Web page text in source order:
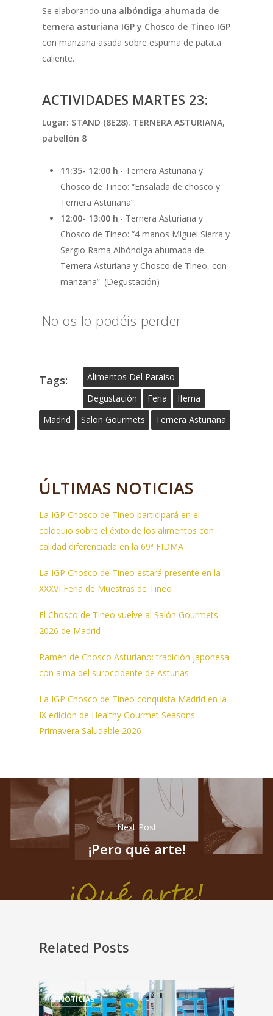
Se elaborando una albóndiga ahumada de
ternera asturiana IGP y Chosco de Tineo IGP
con manzana asada sobre espuma de patata
caliente.
ACTIVIDADES MARTES 23:
Lugar: STAND (8E28). TERNERA ASTURIANA,
pabellón 8
11:35- 12:00 h.- Ternera Asturiana y
Chosco de Tineo: “Ensalada de chosco y
Ternera Asturiana”.
12:00- 13:00 h.- Ternera Asturiana y
Chosco de Tineo: “4 manos Miguel Sierra y
Sergio Rama Albóndiga ahumada de
Ternera Asturiana y Chosco de Tineo, con
manzana”. (Degustación)
No os lo podéis perder
Tags:
Alimentos Del Paraiso
Degustación
Feria
Ifema
Madrid
Salon Gourmets Ternera Asturiana
ÚLTIMAS NOTICIAS
La IGP Chosco de Tineo participará en el
coloquio sobre el éxito de los alimentos con
calidad diferenciada en la 69ª FIDMA
La IGP Chosco de Tineo estará presente en la
XXXVI Feria de Muestras de Tineo
El Chosco de Tineo vuelve al Salón Gourmets
2026 de Madrid
Ramén de Chosco Asturiano: tradición japonesa
con alma del suroccidente de Asturias
La IGP Chosco de Tineo conquista Madrid en la
IX edición de Healthy Gourmet Seasons –
Primavera Saludable 2026
Next Post
¡Pero qué arte!
Related Posts
NOTICIAS